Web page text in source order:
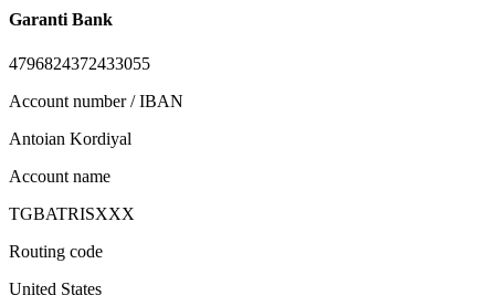
Garanti Bank
4796824372433055
Account number / IBAN
Antoian Kordiyal
Account name
TGBATRISXXX
Routing code
United States